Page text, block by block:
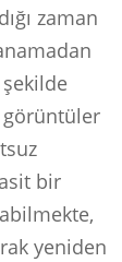
zaman
görüntüler
bir
yeniden